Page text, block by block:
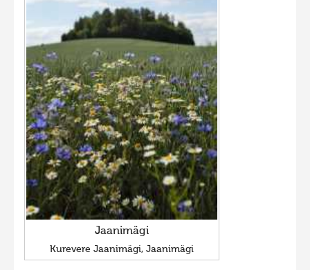
Jaanimägi
Kurevere Jaanimägi, Jaanimägi